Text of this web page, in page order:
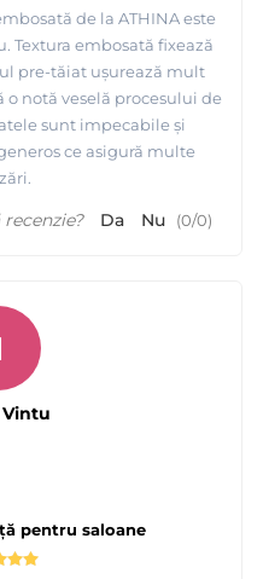
de la ATHINA este
Textura embosată fixează
pre-tăiat ușurează mult
o notă veselă procesului de
sunt impecabile și
ce asigură multe
Da Nu (0/0)
pentru saloane